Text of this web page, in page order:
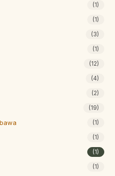
(1)
(1)
(3)
(1)
(12)
(4)
(2)
(19)
(1)
(1)
(1)
(1)